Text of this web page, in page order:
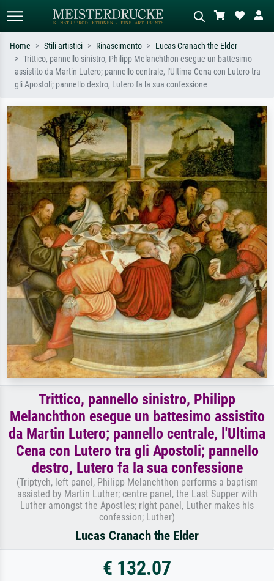
Ricerca standard Ricerca immagini AI
Cerca per artista, titolo o stile – es.
Impressionismo, onda di Hokusai,
nudo.
Descrivi la scena – es. prato verde,
olio scuro, nudo in piedi vicino a un
albero.
Home Stili artistici Rinascimento
Lucas Cranach the Elder
Trittico, pannello sinistro, Philipp Melanchthon esegue un battesimo
assistito da Martin Lutero; pannello centrale, l'Ultima Cena con Lutero tra
gli Apostoli; pannello destro, Lutero fa la sua confessione
Trittico, pannello sinistro, Philipp
Melanchthon esegue un battesimo assistito
da Martin Lutero; pannello centrale, l'Ultima
Cena con Lutero tra gli Apostoli; pannello
destro, Lutero fa la sua confessione
(Triptych, left panel, Philipp Melanchthon performs a baptism
assisted by Martin Luther; centre panel, the Last Supper with
Luther amongst the Apostles; right panel, Luther makes his
confession; Luther)
Lucas Cranach the Elder
€ 132.07